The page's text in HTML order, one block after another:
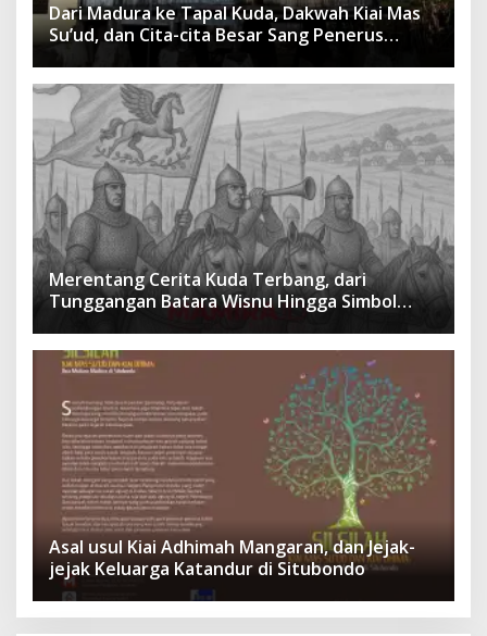
Dari Madura ke Tapal Kuda, Dakwah Kiai Mas
Su’ud, dan Cita-cita Besar Sang Penerus
Merentang Cerita Kuda Terbang, dari
Tunggangan Batara Wisnu Hingga Simbol
Asal usul Kiai Adhimah Mangaran, dan Jejak-
jejak Keluarga Katandur di Situbondo